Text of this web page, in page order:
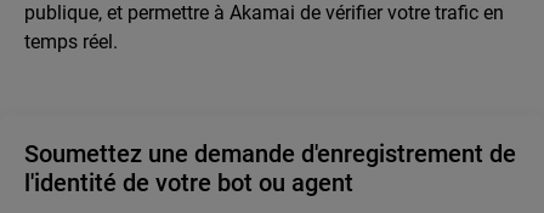
publique, et permettre à Akamai de vérifier votre trafic en
temps réel.
Soumettez une demande d'enregistrement de
l'identité de votre bot ou agent